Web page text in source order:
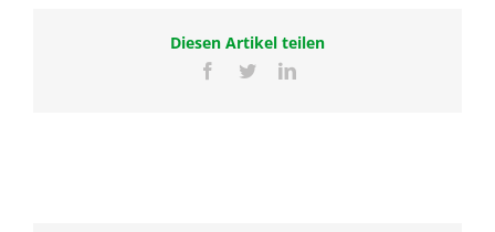
Diesen Artikel teilen
Facebook
TwitterLinkedIn